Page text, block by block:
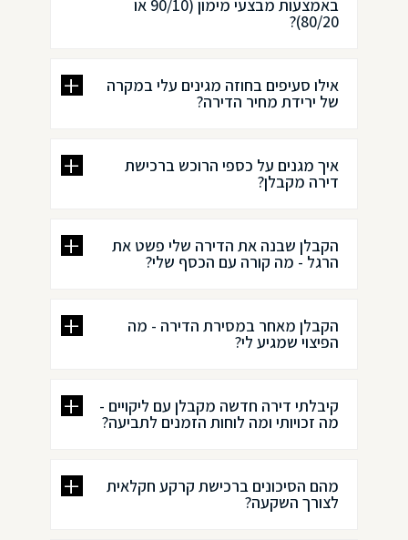
באמצעות מבצעי מימון (90/10 או
80/20)?
אילו סעיפים בחוזה מגינים עלי במקרה
של ירידת מחיר הדירה?
איך מגנים על כספי הרוכש ברכישת
דירה מקבלן?
הקבלן שבנה את הדירה שלי פשט את
הרגל - מה קורה עם הכסף שלי?
הקבלן מאחר במסירת הדירה - מה
הפיצוי שמגיע לי?
קיבלתי דירה חדשה מקבלן עם ליקויים -
מה זכויותי ומה לוחות הזמנים לתביעה?
מהם הסיכונים ברכישת קרקע חקלאית
לצורך השקעה?